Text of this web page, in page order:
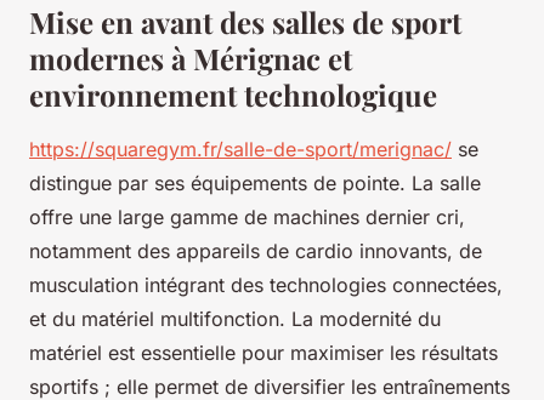
Mise en avant des salles de sport
modernes à Mérignac et
environnement technologique
https://squaregym.fr/salle-de-sport/merignac/ se
distingue par ses équipements de pointe. La salle
offre une large gamme de machines dernier cri,
notamment des appareils de cardio innovants, de
musculation intégrant des technologies connectées,
et du matériel multifonction. La modernité du
matériel est essentielle pour maximiser les résultats
sportifs ; elle permet de diversifier les entraînements